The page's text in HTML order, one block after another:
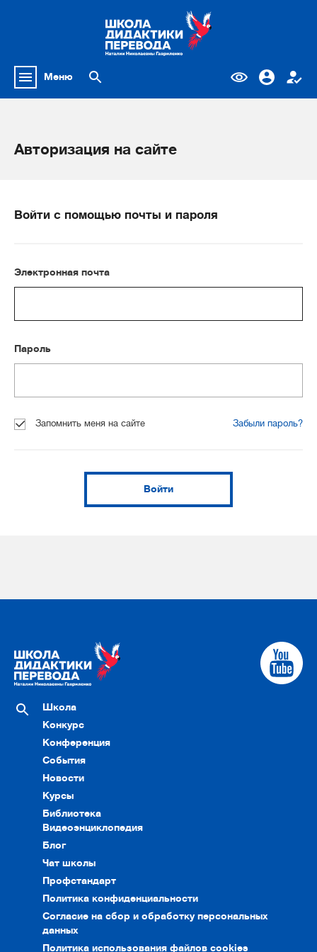
Меню
Авторизация на сайте
Войти с помощью почты и пароля
Электронная почта
Пароль
Запомнить меня на сайте Забыли пароль?
Войти
Школа
Конкурс
Конференция
События
Новости
Курсы
Библиотека
Видеоэнциклопедия
Блог
Чат школы
Профстандарт
Политика конфиденциальности
Согласие на сбор и обработку персональных
данных
Политика использования файлов cookies